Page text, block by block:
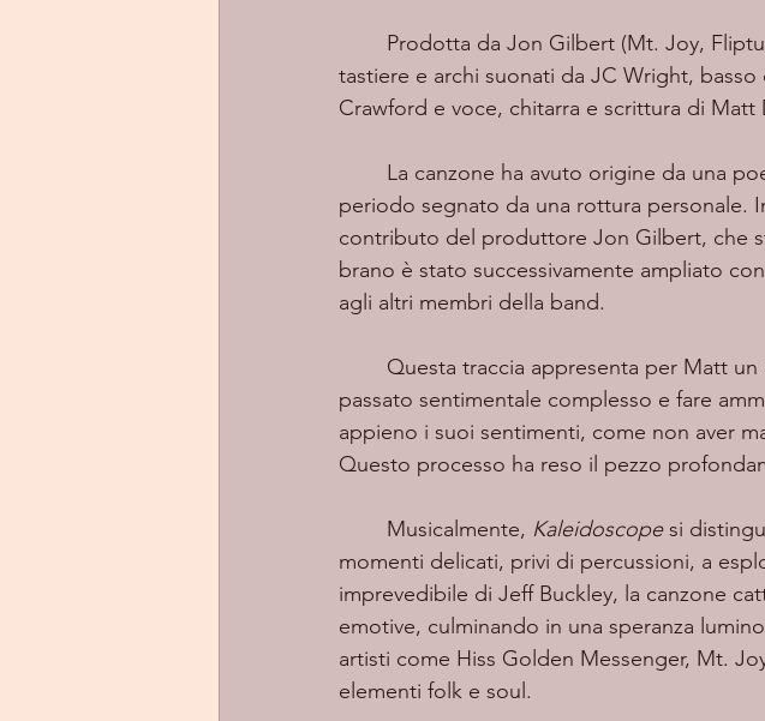
tastiere e archi suonati da JC Wright,
Crawford e voce, chitarra e scrittura di Matt
periodo segnato da una rottura personale.
contributo del produttore Jon Gilbert, che
brano è stato successivamente ampliato
agli altri membri della band.
passato sentimentale complesso e fare
appieno i suoi sentimenti, come non aver
Questo processo ha reso il pezzo
	Musicalmente,
Kaleidoscope si
momenti delicati, privi di percussioni, a
imprevedibile di Jeff Buckley, la canzone
emotive, culminando in una speranza
artisti come Hiss Golden Messenger, Mt.
elementi folk e soul.